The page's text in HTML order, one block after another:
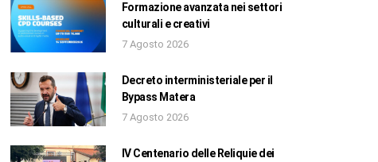
Formazione avanzata nei settori
culturali e creativi
7 Agosto 2026
Decreto interministeriale per il
Bypass Matera
7 Agosto 2026
IV Centenario delle Reliquie dei